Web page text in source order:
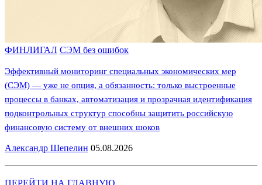
ФИНЛИГАЛ СЭМ без ошибок
Эффективный мониторинг специальных экономических мер
(СЭМ) — уже не опция, а обязанность: только выстроенные
процессы в банках, автоматизация и прозрачная идентификация
подконтрольных структур способны защитить российскую
финансовую систему от внешних шоков
Александр Шепелин 05.08.2026
ПЕРЕЙТИ НА ГЛАВНУЮ